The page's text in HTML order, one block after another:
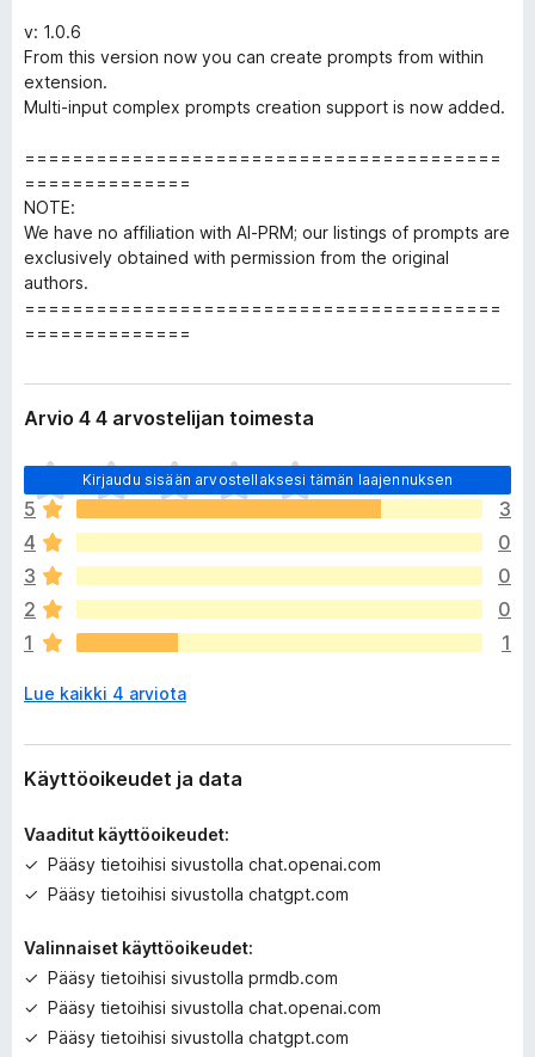
v: 1.0.6
From this version now you can create prompts from within
extension.
Multi-input complex prompts creation support is now added.
========================================
==============
NOTE:
We have no affiliation with AI-PRM; our listings of prompts are
exclusively obtained with permission from the original
authors.
========================================
==============
Arvio 4 4 arvostelijan toimesta
Kirjaudu sisään arvostellaksesi tämän laajennuksen
E
i
v
i
e
ä
a
v
o
i
a
5
3
4
0
3
0
2
0
1
1
Lue kaikki 4 arviota
Käyttöoikeudet ja data
Vaaditut käyttöoikeudet:
Pääsy tietoihisi sivustolla chat.openai.com
Pääsy tietoihisi sivustolla chatgpt.com
Valinnaiset käyttöoikeudet:
Pääsy tietoihisi sivustolla prmdb.com
Pääsy tietoihisi sivustolla chat.openai.com
Pääsy tietoihisi sivustolla chatgpt.com